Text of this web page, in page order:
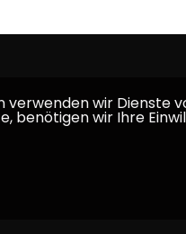
wir Dienste
wir Ihre